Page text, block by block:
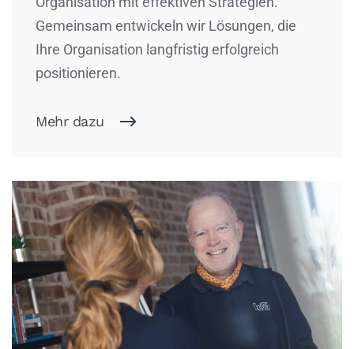
Gemeinsam entwickeln wir Lösungen, die
Ihre Organisation langfristig erfolgreich
positionieren.
Mehr dazu